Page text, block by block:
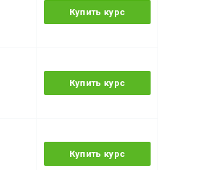
Купить курс
Купить курс
Купить курс